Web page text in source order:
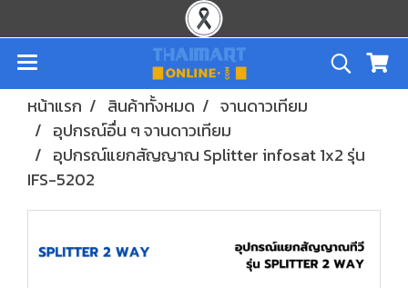
หน้าแรก สินค้าทั้งหมด
จานดาวเทียม
อุปกรณ์อื่น ๆ จานดาวเทียม
อุปกรณ์แยกสัญญาณ Splitter infosat 1x2 รุ่น
IFS-5202